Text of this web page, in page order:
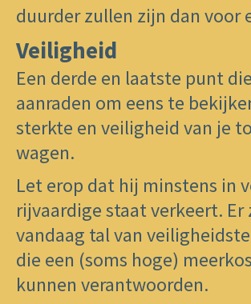
duurder zullen zijn dan voor
Veiligheid
Een derde en laatste punt
aanraden om eens te
sterkte en veiligheid van ​je
wagen.
Let erop dat hij minstens in
rijvaardige staat verkeert. Er
vandaag tal van
die een (soms hoge)
kunnen verantwoorden.